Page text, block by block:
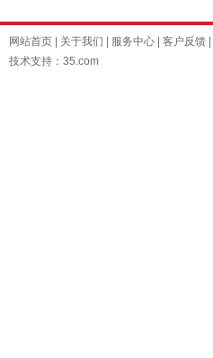
网站首页 关于我们 服务中心 客户反馈
技术支持：35.com